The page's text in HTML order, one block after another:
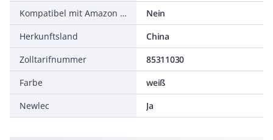
Kompatibel mit Amazon Alexa
Nein
Herkunftsland
China
Zolltarifnummer
85311030
Farbe
weiß
Newlec
Ja